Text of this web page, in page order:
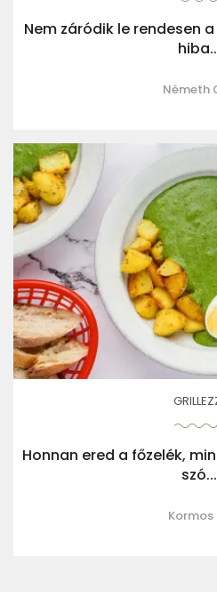
Nem záródik le rendesen
Németh
Honnan ered a főzelék,
szó...
Kormos